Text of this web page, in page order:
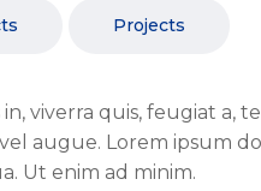
Projects
viverra quis, feugiat
augue. Lorem ipsum
Ut enim ad minim.